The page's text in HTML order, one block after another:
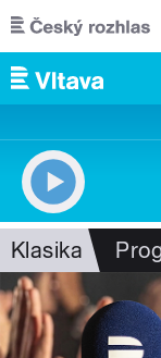
Přejít k hlavnímu
Klasika